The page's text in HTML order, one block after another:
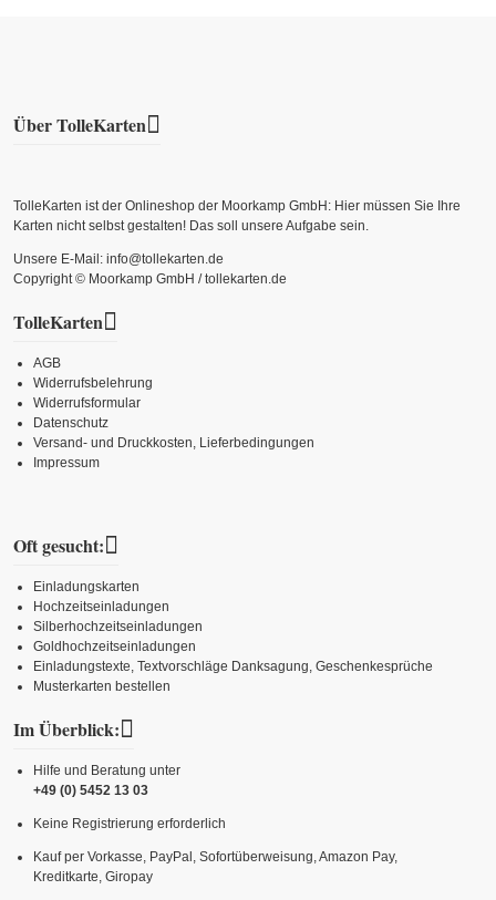
Über TolleKarten
TolleKarten ist der Onlineshop der Moorkamp GmbH: Hier müssen Sie Ihre
Karten nicht selbst gestalten! Das soll unsere Aufgabe sein.
Unsere E-Mail: info@tollekarten.de
Copyright © Moorkamp GmbH / tollekarten.de
TolleKarten
AGB
Widerrufsbelehrung
Widerrufsformular
Datenschutz
Versand- und Druckkosten, Lieferbedingungen
Impressum
Oft gesucht:
Einladungskarten
Hochzeitseinladungen
Silberhochzeitseinladungen
Goldhochzeitseinladungen
Einladungstexte, Textvorschläge Danksagung, Geschenkesprüche
Musterkarten bestellen
Im Überblick:
Hilfe und Beratung unter
+49 (0) 5452 13 03
Keine Registrierung erforderlich
Kauf per Vorkasse, PayPal, Sofortüberweisung, Amazon Pay,
Kreditkarte, Giropay